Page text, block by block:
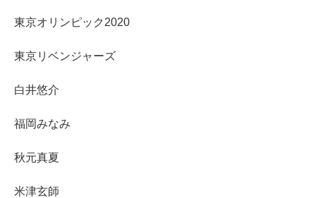
東京オリンピック2020
東京リベンジャーズ
白井悠介
福岡みなみ
秋元真夏
米津玄師